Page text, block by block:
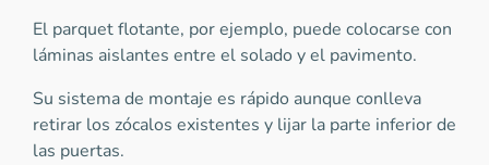
El parquet flotante, por ejemplo, puede colocarse con
láminas aislantes entre el solado y el pavimento.
Su sistema de montaje es rápido aunque conlleva
retirar los zócalos existentes y lijar la parte inferior de
las puertas.